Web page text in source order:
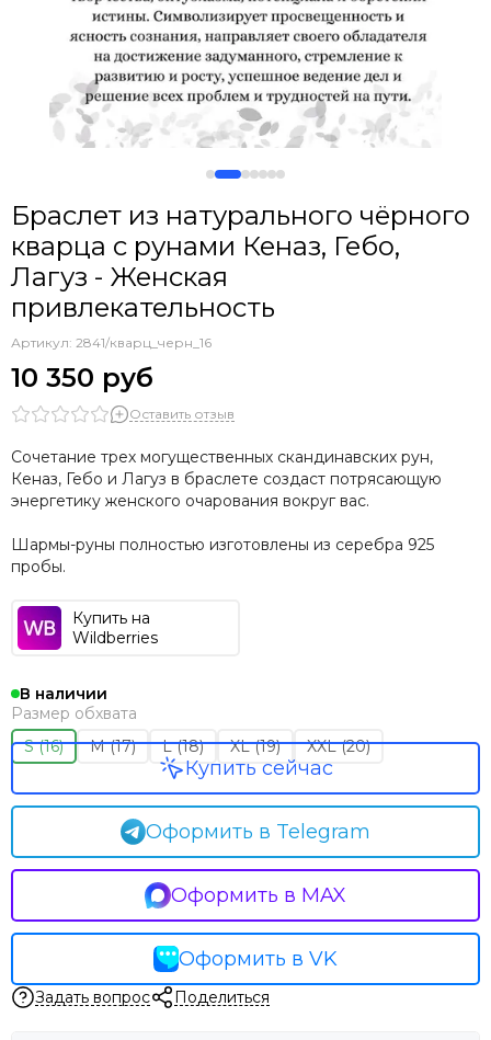
Браслет из натурального чёрного
кварца с рунами Кеназ, Гебо,
Лагуз - Женская
привлекательность
Артикул: 2841/кварц_черн_16
10 350 руб
Оставить отзыв
Сочетание трех могущественных скандинавских рун,
Кеназ, Гебо и Лагуз в браслете создаст потрясающую
энергетику женского очарования вокруг вас.
Шармы-руны полностью изготовлены из серебра 925
пробы.
Купить на
Wildberries
В наличии
Размер обхвата
S (16)
M (17) L (18) XL (19) XXL (20)
Оформить в Telegram
Оформить в MAX
Оформить в VK
Купить сейчас
Задать вопрос Поделиться